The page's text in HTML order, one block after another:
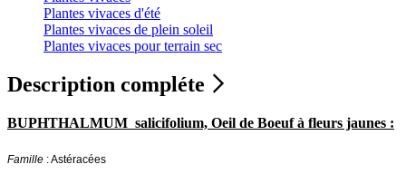
Plantes vivaces d'été
Plantes vivaces de plein soleil
Plantes vivaces pour terrain sec
Description compléte
BUPHTHALMUM salicifolium, Oeil de Boeuf à fleurs jaunes :
Famille : Astéracées